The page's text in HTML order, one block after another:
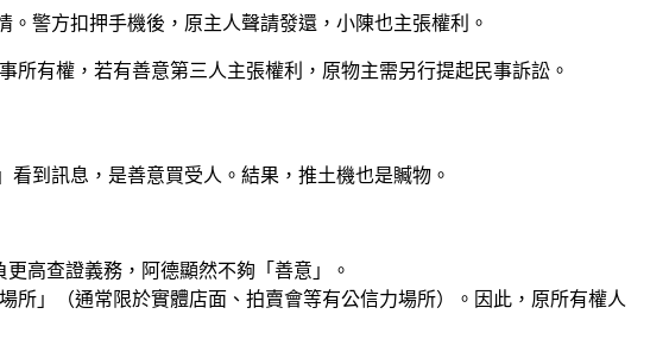
警方扣押手機後，原主人聲請發還，小陳也主張權利。
有權，若有善意第三人主張權利，原物主需另行提起民事訴訟。
到訊息，是善意買受人。結果，推土機也是贓物。
高查證義務，阿德顯然不夠「善意」。
所」（通常限於實體店面、拍賣會等有公信力場所）。因此，原所有權人